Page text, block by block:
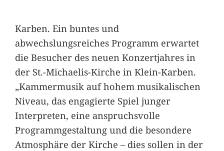
Karben. Ein buntes und
abwechslungsreiches Programm erwartet
die Besucher des neuen Konzertjahres in
der St.-Michaelis-Kirche in Klein-Karben.
„Kammermusik auf hohem musikalischen
Niveau, das engagierte Spiel junger
Interpreten, eine anspruchsvolle
Programmgestaltung und die besondere
Atmosphäre der Kirche – dies sollen in der